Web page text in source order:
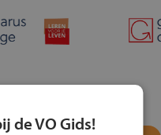
de VO Gids!